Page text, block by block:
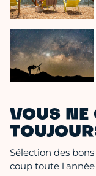
VOUS NE
Sélection des
coup toute l'année